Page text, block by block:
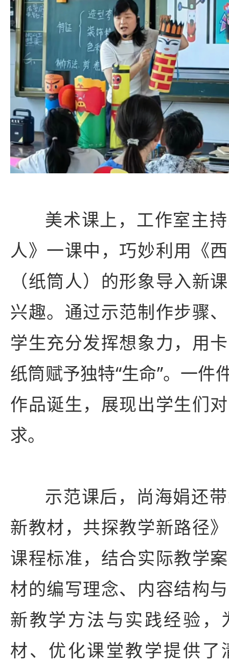
美术课上，工作室主
人》一课中，巧妙利用《
（纸筒人）的形象导入新
兴趣。通过示范制作步骤
学生充分发挥想象力，用
纸筒赋予独特“生命”。一件
作品诞生，展现出学生们
求。
示范课后，尚海娟还
新教材，共探教学新路径
课程标准，结合实际教学
材的编写理念、内容结构
新教学方法与实践经验，
材、优化课堂教学提供了